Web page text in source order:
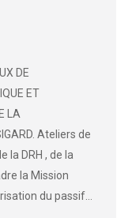
DE
ET
LA
Ateliers de
la DRH , de la
la Mission
du passif…